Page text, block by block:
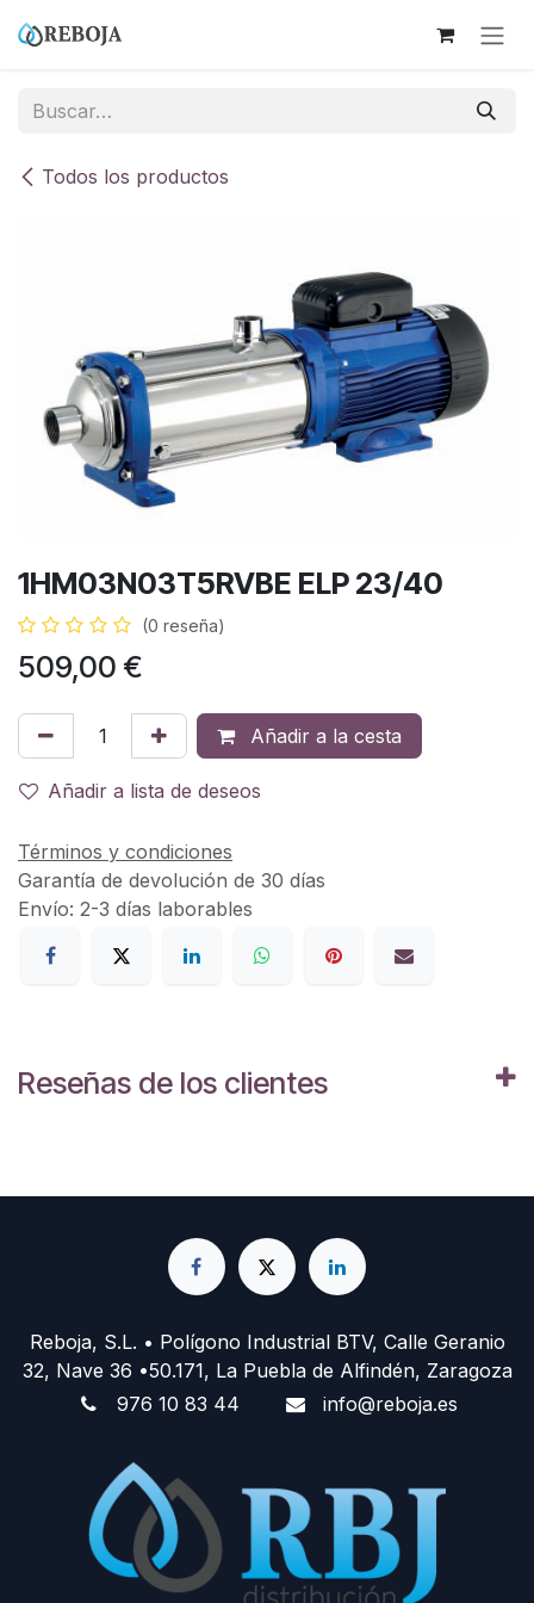
Todos los productos
1HM03N03T5RVBE ELP 23/40
(0 reseña)
509,00 €
Añadir a la cesta
Añadir a lista de deseos
Términos y condiciones
Garantía de devolución de 30 días
Envío: 2-3 días laborables
Reseñas de los clientes
Reboja, S.L. • Polígono Industrial BTV, Calle Geranio
32, Nave 36 •50.171, La Puebla de Alfindén, Zaragoza
976 10 83 44
info@reboja.es